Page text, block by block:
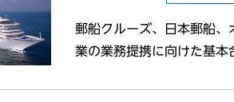
郵船クルーズ、日本郵船
業の業務提携に向けた基本